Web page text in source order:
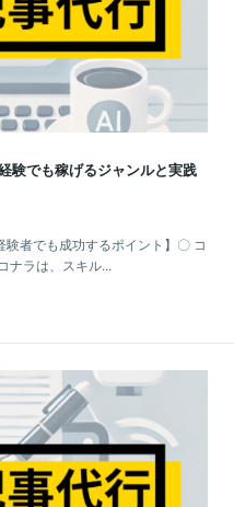
験でも稼げるジャンルと実践
験者でも成功するポイント】〇 コ
ナラは、スキル...